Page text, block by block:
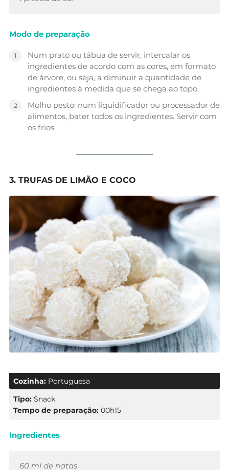
Modo de preparação
Num prato ou tábua de servir, intercalar os
ingredientes de acordo com as cores, em formato
de árvore, ou seja, a diminuir a quantidade de
ingredientes à medida que se chega ao topo.
Molho pesto: num liquidificador ou processador de
alimentos, bater todos os ingredientes. Servir com
os frios.
3. TRUFAS DE LIMÃO E COCO
Cozinha: Portuguesa
Tipo: Snack
Tempo de preparação: 00h15
Ingredientes
60 ml de natas